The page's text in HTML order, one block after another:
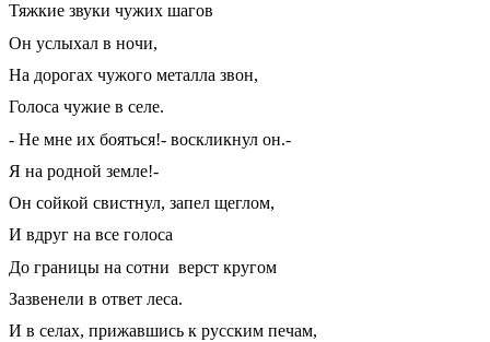
Тяжкие звуки чужих шагов
Он услыхал в ночи,
На дорогах чужого металла звон,
Голоса чужие в селе.
- Не мне их бояться!- воскликнул он.-
Я на родной земле!-
Он сойкой свистнул, запел щеглом,
И вдруг на все голоса
До границы на сотни верст кругом
Зазвенели в ответ леса.
И в селах, прижавшись к русским печам,